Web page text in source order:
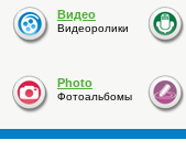
Видео
Видеоролики
Photo
Фотоальбомы